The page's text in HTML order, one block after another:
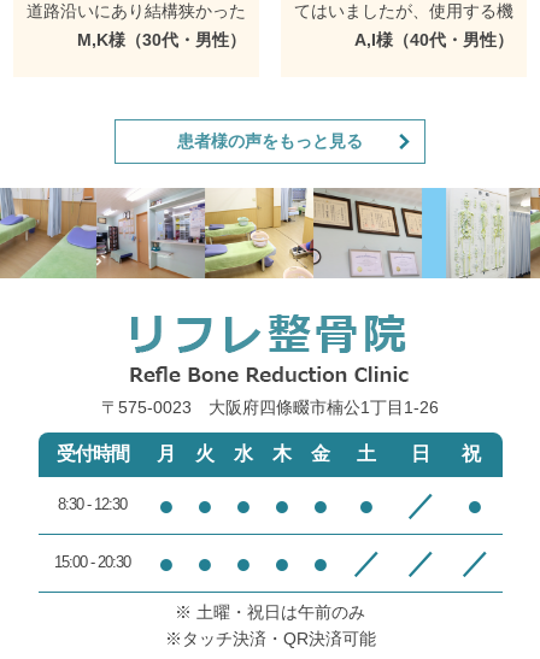
道路沿いにあり結構狭かった
ので近くの焼き鳥屋の隣のパ
次回はそちらに止めようと思
EMSをしましたが説明もタ
ブレットで3段階強弱などの
詳しい説明をしてもらいあと
説明がとても丁寧でわかりや
すくとてもお手頃なのでまた
機会があればいこうと思いま
す。
＜院長のコメント＞
M,K様
この度は当院にご来院いただ
きありがとうございました
M,K様（30代・男性）
てはいましたが、使用する機
材と使用効果の説明はこれま
の部位にどれくらい効くのか
まで教えてくれました。
筋肉は３層に分かれているの
ですが、どの層を鍛えるのか
まで調節できるとの事だった
ので、私はインナーマッスル
るようにしてもらいました。
電流の強さ加減を自分で調節
させてもらえたのもここが初
めてでした（とても有り難か
ったです）が、強くすると腰
電気が流れて来るので、筋肉
痛が起きる位と言われた数値
にまでしか上げられませんで
したが、それでも体感的には
これまでで１番効いたように
思います。
A,I様（40代・男性）
患者様の声をもっと見る
〒575-0023 大阪府四條畷市楠公1丁目1‐26
受付時間 月 火 水 木 金 土 日 祝
8:30 - 12:30 ● ● ● ● ● ● ／ ●
15:00 - 20:30 ● ● ● ● ● ／ ／ ／
※ 土曜・祝日は午前のみ
※タッチ決済・QR決済可能